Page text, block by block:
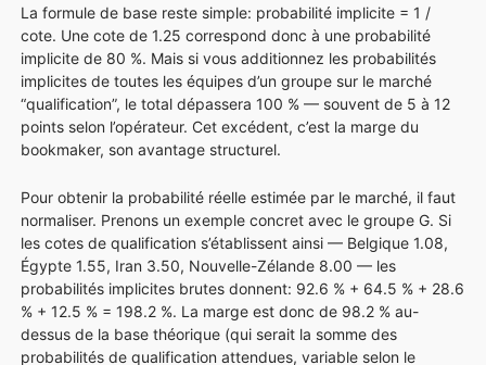
La formule de base reste simple: probabilité implicite = 1 /
cote. Une cote de 1.25 correspond donc à une probabilité
implicite de 80 %. Mais si vous additionnez les probabilités
implicites de toutes les équipes d’un groupe sur le marché
“qualification”, le total dépassera 100 % — souvent de 5 à 12
points selon l’opérateur. Cet excédent, c’est la marge du
bookmaker, son avantage structurel.
Pour obtenir la probabilité réelle estimée par le marché, il faut
normaliser. Prenons un exemple concret avec le groupe G. Si
les cotes de qualification s’établissent ainsi — Belgique 1.08,
Égypte 1.55, Iran 3.50, Nouvelle-Zélande 8.00 — les
probabilités implicites brutes donnent: 92.6 % + 64.5 % + 28.6
% + 12.5 % = 198.2 %. La marge est donc de 98.2 % au-
dessus de la base théorique (qui serait la somme des
probabilités de qualification attendues, variable selon le